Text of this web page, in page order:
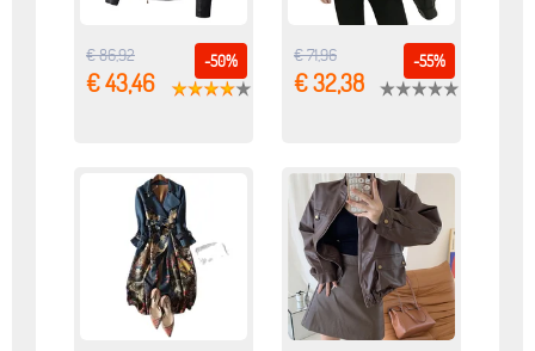
-50%
€ 86,92
€ 43,46
-55%
€ 71,96
€ 32,38